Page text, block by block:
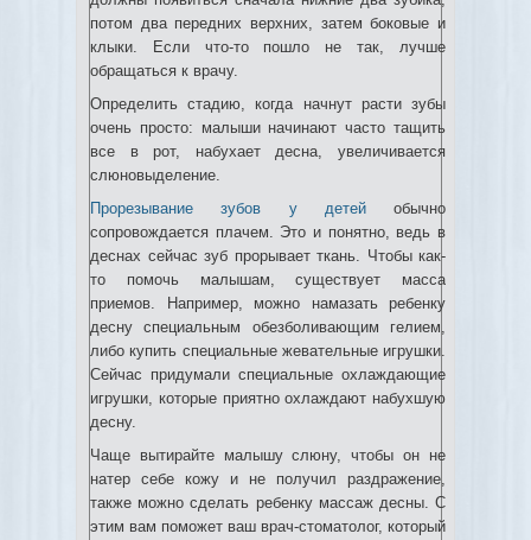
потом два передних верхних, затем боковые и
клыки. Если что-то пошло не так, лучше
обращаться к врачу.
Определить стадию, когда начнут расти зубы
очень просто: малыши начинают часто тащить
все в рот, набухает десна, увеличивается
слюновыделение.
Прорезывание зубов у детейобычно
сопровождается плачем. Это и понятно, ведь в
деснах сейчас зуб прорывает ткань. Чтобы как-
то помочь малышам, существует масса
приемов. Например, можно намазать ребенку
десну специальным обезболивающим гелием,
либо купить специальные жевательные игрушки.
Сейчас придумали специальные охлаждающие
игрушки, которые приятно охлаждают набухшую
десну.
Чаще вытирайте малышу слюну, чтобы он не
натер себе кожу и не получил раздражение,
также можно сделать ребенку массаж десны. С
этим вам поможет ваш врач-стоматолог, который